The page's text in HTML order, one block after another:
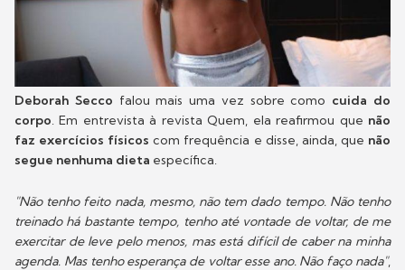
Deborah Secco falou mais uma vez sobre como cuida do
corpo. Em entrevista à revista Quem, ela reafirmou que não
faz exercícios físicos com frequência e disse, ainda, que não
segue nenhuma dieta específica.
"Não tenho feito nada, mesmo, não tem dado tempo. Não tenho
treinado há bastante tempo, tenho até vontade de voltar, de me
exercitar de leve pelo menos, mas está difícil de caber na minha
agenda. Mas tenho esperança de voltar esse ano. Não faço nada",